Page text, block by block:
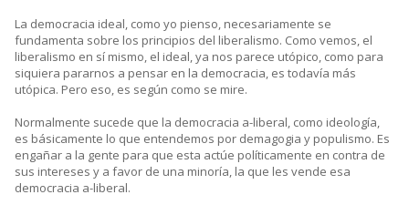
La democracia ideal, como yo pienso, necesariamente se
fundamenta sobre los principios del liberalismo. Como vemos, el
liberalismo en sí mismo, el ideal, ya nos parece utópico, como para
siquiera pararnos a pensar en la democracia, es todavía más
utópica. Pero eso, es según como se mire.
Normalmente sucede que la democracia a-liberal, como ideología,
es básicamente lo que entendemos por demagogia y populismo. Es
engañar a la gente para que esta actúe políticamente en contra de
sus intereses y a favor de una minoría, la que les vende esa
democracia a-liberal.